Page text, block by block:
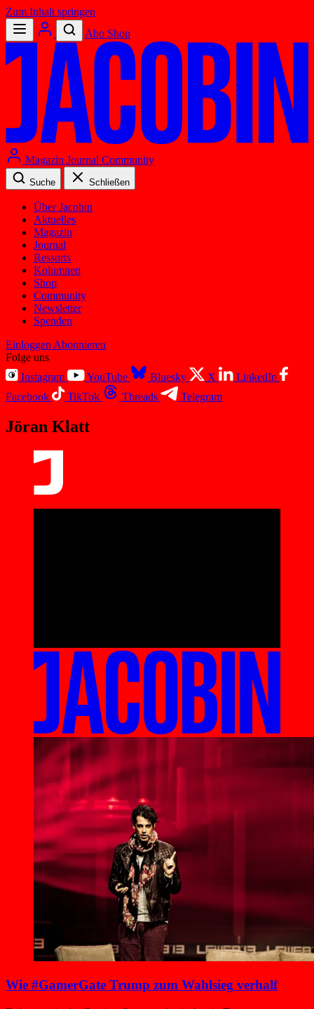
Zum Inhalt springen
Abo Shop
Magazin Journal Community
Suche Schließen
Über Jacobin
Aktuelles
Magazin
Journal
Ressorts
Kolumnen
Shop
Community
Newsletter
Spenden
Einloggen Abonnieren
Folge uns
Instagram
YouTube Bluesky X
LinkedIn
Facebook
TikTok Threads Telegram
Jöran Klatt
Wie #GamerGate Trump zum Wahlsieg verhalf